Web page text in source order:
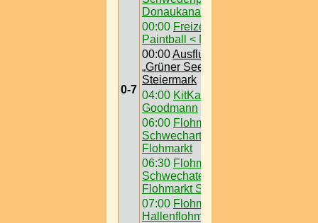
0-7
Donaukanal
00:00 Freizeit /
Paintball < Nö >
00:00Ausflugsziel /
„Grüner See“ @
Steiermark
04:00 KitKatClub @
Goodmann
06:00 Flohmarkt /
Schwecharter
Flohmarkt
06:30 Flohmarkt /
Schwechater
Flohmarkt Simmering
07:00 Flohmarkt /
Hallenflohmarkt